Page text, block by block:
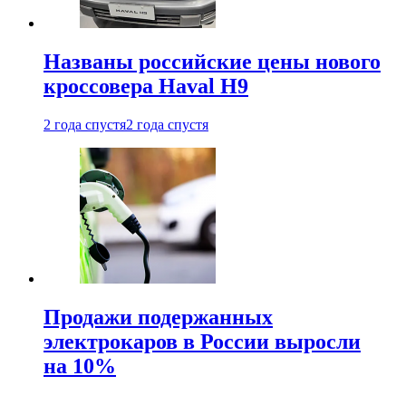
Названы российские цены нового
кроссовера Haval H9
2 года спустя2 года спустя
Продажи подержанных
электрокаров в России выросли
на 10%